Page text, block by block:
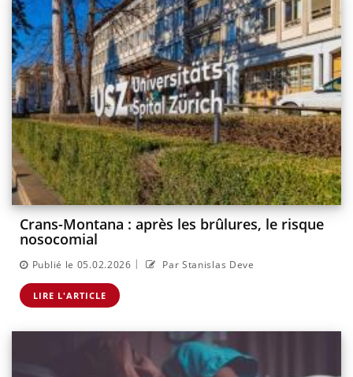
Crans-Montana : après les brûlures, le risque
nosocomial
Publié le 05.02.2026 | Par Stanislas Deve
LIRE L'ARTICLE